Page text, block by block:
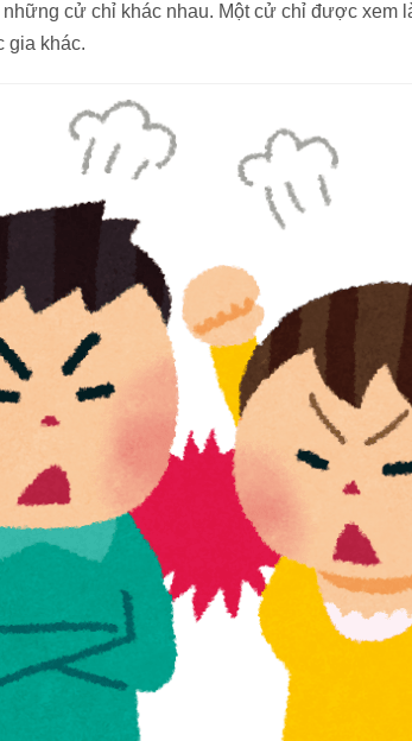
cử chỉ khác nhau. Một cử chỉ được xem
gia khác.